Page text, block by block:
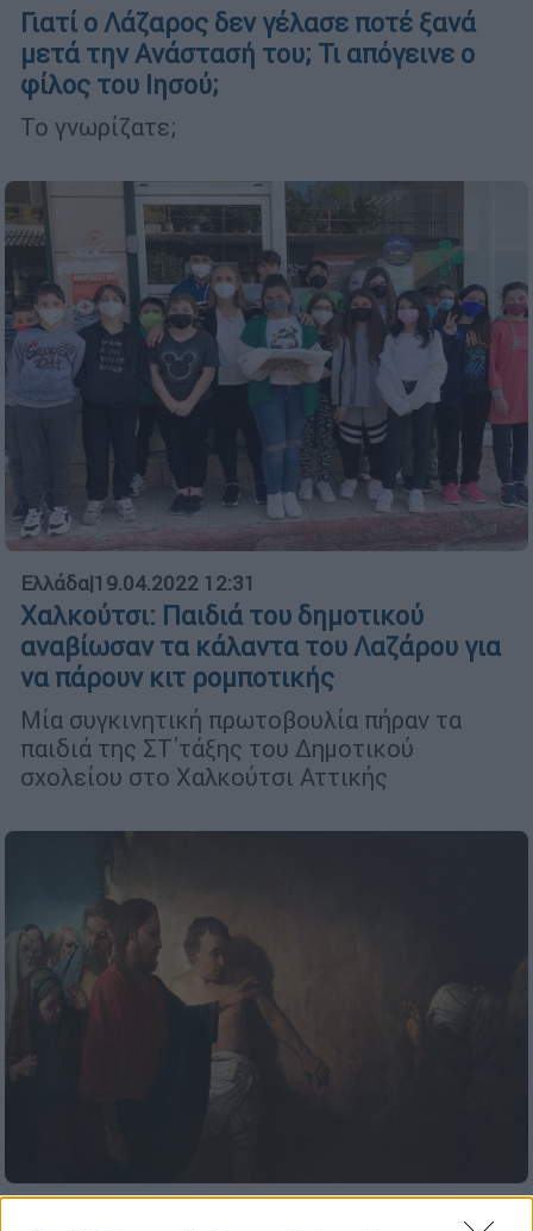
Γιατί ο Λάζαρος δεν γέλασε ποτέ ξανά
μετά την Ανάστασή του; Τι απόγεινε ο
φίλος του Ιησού;
Το γνωρίζατε;
Ελλάδα|19.04.2022 12:31
Χαλκούτσι: Παιδιά του δημοτικού
αναβίωσαν τα κάλαντα του Λαζάρου για
να πάρουν κιτ ρομποτικής
Μία συγκινητική πρωτοβουλία πήραν τα
παιδιά της ΣΤ΄τάξης του Δημοτικού
σχολείου στο Χαλκούτσι Αττικής